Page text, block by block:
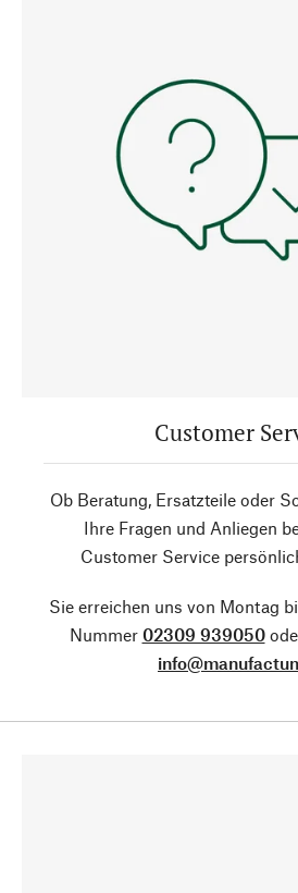
Customer
Ob Beratung, Ersatzteile oder
Ihre Fragen und Anliegen
Customer Service
Sie erreichen uns von Montag
Nummer 02309 939050